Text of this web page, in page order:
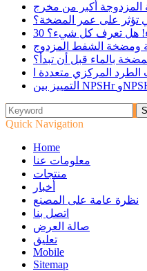
تؤثر على عمر المضخة؟
هل تعرف كل شيء؟
بالماء قبل أن تبدأ؟
Quick Navigation
Home
معلومات عنا
منتجات
أخبار
نظرة عامة على المصنع
اتصل بنا
صالة العرض
تعليق
Mobile
Sitemap